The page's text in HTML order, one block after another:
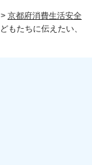
> 京都府消費生活安全
もたちに伝えたい、